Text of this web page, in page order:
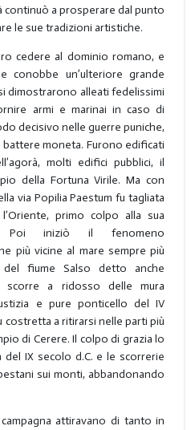
continuò a prosperare dal punto
le sue tradizioni artistiche.
cedere al dominio romano, e
e conobbe un’ulteriore grande
dimostrarono alleati fedelissimi
armi e marinai in caso di
decisivo nelle guerre puniche,
moneta. Furono edificati
molti edifici pubblici, il
della Fortuna Virile. Ma con
via Popilia Paestum fu tagliata
primo colpo alla sua
Poi iniziò il fenomeno
più vicine al mare sempre più
fiume Salso detto anche
scorre a ridosso delle mura
e pure ponticello del IV
costretta a ritirarsi nelle parti più
di Cerere. Il colpo di grazia lo
del IX secolo d.C. e le scorrerie
sui monti, abbandonando
attiravano di tanto in